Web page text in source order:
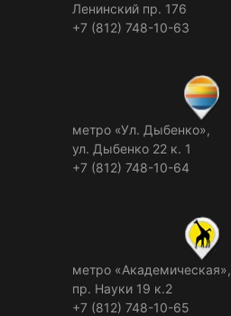
Ленинский пр. 176
+7 (812) 748-10-63
метро «Ул. Дыбенко»,
ул. Дыбенко 22 к. 1
+7 (812) 748-10-64
метро «Академическая»,
пр. Науки 19 к.2
+7 (812) 748-10-65